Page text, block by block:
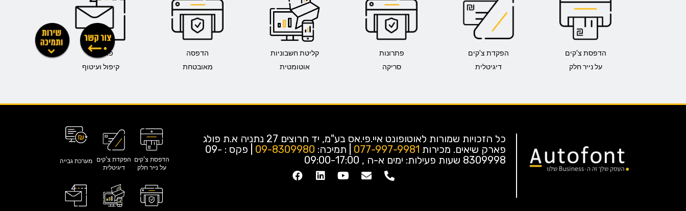
הדפסת צ'קים
על נייר חלק
הפקדת צ'קים
דיגיטלית
פתרונות
סריקה
קליטת חשבוניות
אוטומטית
הדפסה
מאובטחת
פתרונות
קיפול ועיטוף
כל הזכויות שמורות לאוטופונט איי.פי.אס בע"מ, יד חרוצים 27 נתניה א.ת פולג
פארק שיאים. מכירות 077-997-9981 | תמיכה: 09-8309980
| פקס : 09-
8309998 שעות פעילות: ימים א-ה , 09:00-17:00
הדפסת צ'קים
על נייר חלק
הפקדת צ'קים
דיגיטלית
מערכת גבייה